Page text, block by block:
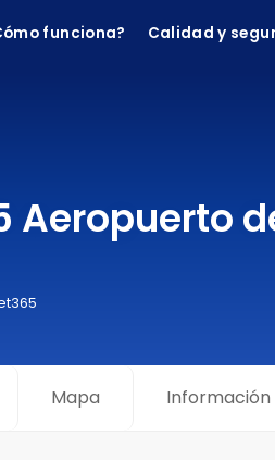
funciona? Calidad y
Mapa